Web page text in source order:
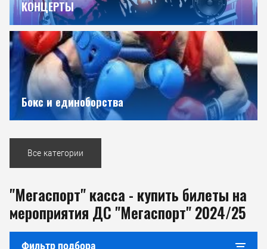
КОНЦЕРТЫ
Бокс и единоборства
Все категории
"Мегаспорт" касса - купить билеты на
мероприятия ДС "Мегаспорт" 2024/25
Фильтр подбора